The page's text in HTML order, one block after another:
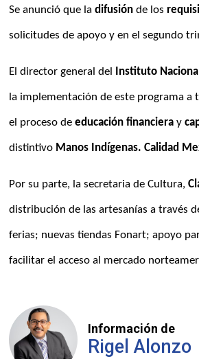
Se anunció que la difusión de los
solicitudes de apoyo y en el segundo
El director general del Instituto
la implementación de este programa a
el proceso de educación financiera y
distintivo Manos Indígenas. Calidad
Por su parte, la secretaria de Cultura,
distribución de las artesanías a través
ferias; nuevas tiendas Fonart; apoyo
facilitar el acceso al mercado
Información de
Rigel Alonzo